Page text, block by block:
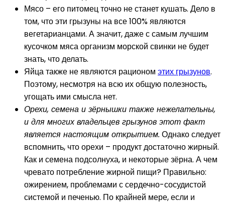
Мясо – его питомец точно не станет кушать. Дело в
том, что эти грызуны на все 100% являются
вегетарианцами. А значит, даже с самым лучшим
кусочком мяса организм морской свинки не будет
знать, что делать.
Яйца также не являются рационом этих грызунов.
Поэтому, несмотря на всю их общую полезность,
угощать ими смысла нет.
Орехи, семена и зёрнышки также нежелательны,
и для многих владельцев грызунов этот факт
является настоящим открытием. Однако следует
вспомнить, что орехи – продукт достаточно жирный.
Как и семена подсолнуха, и некоторые зёрна. А чем
чревато потребление жирной пищи? Правильно:
ожирением, проблемами с сердечно-сосудистой
системой и печенью. По крайней мере, если и